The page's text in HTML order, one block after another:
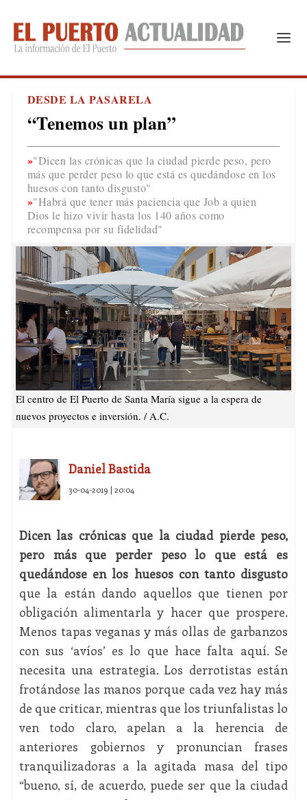
DESDE LA PASARELA
“Tenemos un plan”
"Dicen las crónicas que la ciudad pierde peso, pero
más que perder peso lo que está es quedándose en los
huesos con tanto disgusto"
"Habrá que tener más paciencia que Job a quien
Dios le hizo vivir hasta los 140 años como
recompensa por su fidelidad"
El centro de El Puerto de Santa María sigue a la espera de
nuevos proyectos e inversión. / A.C.
Daniel Bastida
30-04-2019 | 20:04
Dicen las crónicas que la ciudad pierde peso,
pero más que perder peso lo que está es
quedándose en los huesos con tanto disgusto
que la están dando aquellos que tienen por
obligación alimentarla y hacer que prospere.
Menos tapas veganas y más ollas de garbanzos
con sus ‘avíos’ es lo que hace falta aquí. Se
necesita una estrategia. Los derrotistas están
frotándose las manos porque cada vez hay más
de que criticar, mientras que los triunfalistas lo
ven todo claro, apelan a la herencia de
anteriores gobiernos y pronuncian frases
tranquilizadoras a la agitada masa del tipo
“bueno, sí, de acuerdo, puede ser que la ciudad